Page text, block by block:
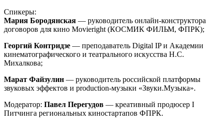
Спикеры:
Мария Бородянская — руководитель онлайн-конструктора
договоров для кино Movieright (КОСМИК ФИЛЬМ, ФПРК);
Георгий Контридзе — преподаватель Digital IP и Академии
кинематографического и театрального искусства Н.С.
Михалкова;
Марат Файзулин — руководитель российской платформы
звуковых эффектов и production-музыки «Звуки.Музыка».
Модератор: Павел Перегудов — креативный продюсер I
Питчинга региональных киностартапов ФПРК.